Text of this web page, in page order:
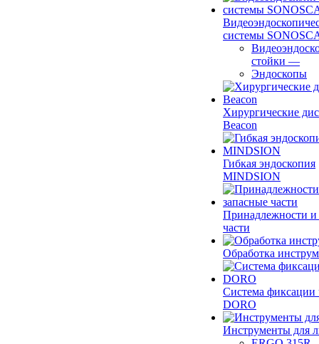
системы
стойки —
Эндоскопы
Хирургические
Beacon
Гибкая эндоскопия
MINDSION
Принадлежности и
части
Обработка
Система фиксации
DORO
Инструменты для